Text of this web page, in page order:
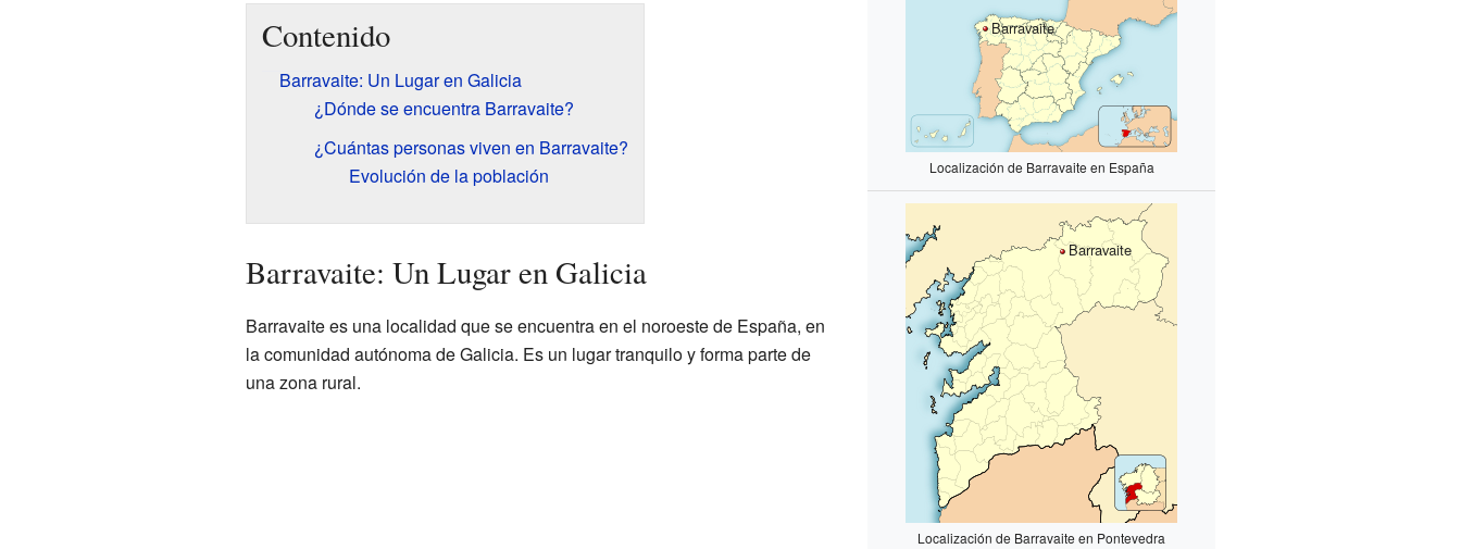
Barravaite
Localización de Barravaite en España
Barravaite
Localización de Barravaite en Pontevedra
Contenido
Barravaite: Un Lugar en Galicia
¿Dónde se encuentra Barravaite?
¿Cuántas personas viven en Barravaite?
Evolución de la población
Barravaite: Un Lugar en Galicia
Barravaite es una localidad que se encuentra en el noroeste de España, en
la comunidad autónoma de Galicia. Es un lugar tranquilo y forma parte de
una zona rural.